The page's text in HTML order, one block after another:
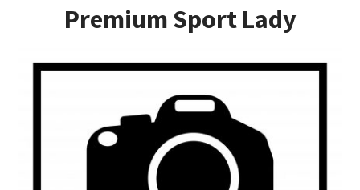
Vertrag widerrufen
Premium Sport Lady